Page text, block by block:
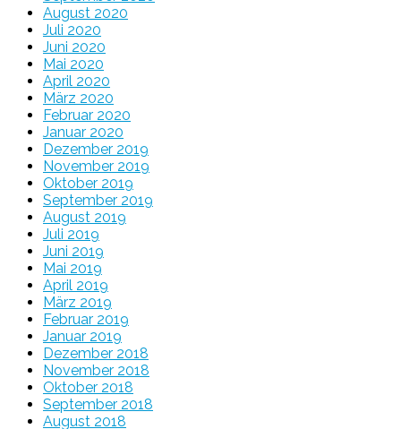
August 2020
Juli 2020
Juni 2020
Mai 2020
April 2020
März 2020
Februar 2020
Januar 2020
Dezember 2019
November 2019
Oktober 2019
September 2019
August 2019
Juli 2019
Juni 2019
Mai 2019
April 2019
März 2019
Februar 2019
Januar 2019
Dezember 2018
November 2018
Oktober 2018
September 2018
August 2018